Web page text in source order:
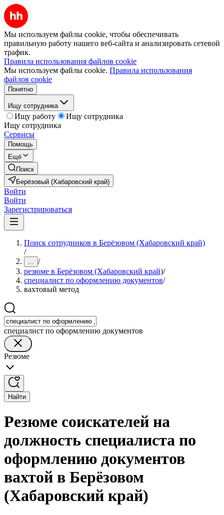
Мы используем файлы cookie, чтобы обеспечивать
правильную работу нашего веб-сайта и анализировать сетевой
трафик.
Правила использования файлов cookie
Мы используем файлы cookie. Правила использования
файлов cookie
Понятно
Ищу сотрудника
Ищу работу
Ищу сотрудника
Ищу сотрудника
Сервисы
Помощь
Ещё
Поиск
Берёзовый (Хабаровский край)
Войти
Войти
Зарегистрироваться
Поиск сотрудников в Берёзовом (Хабаровский край)
/
... /
резюме в Берёзовом (Хабаровский край)/
специалист по оформлению документов/
вахтовый метод
специалист по оформлению документов
Резюме
Найти
Резюме соискателей на
должность специалиста по
оформлению документов
вахтой в Берёзовом
(Хабаровский край)